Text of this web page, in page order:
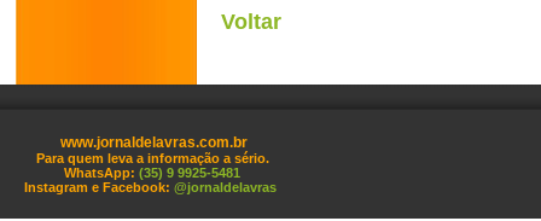
Voltar
www.jornaldelavras.com.br
Para quem leva a informação a sério.
WhatsApp: (35) 9 9925-5481
Instagram e Facebook: @jornaldelavras